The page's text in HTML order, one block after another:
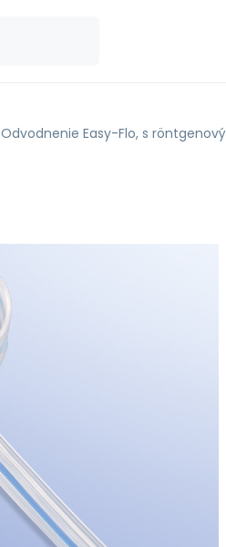
Odvodnenie Easy-Flo, s